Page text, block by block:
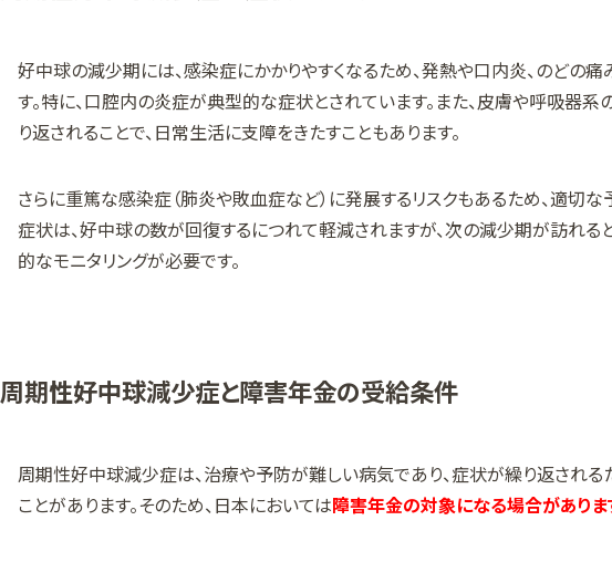
好中球の減少期には、感染症にかかりやすくなるため、発熱や口内炎、のどの
す。特に、口腔内の炎症が典型的な症状とされています。また、皮膚や呼吸器系
り返されることで、日常生活に支障をきたすこともあります。
さらに重篤な感染症（肺炎や敗血症など）に発展するリスクもあるため、適切
症状は、好中球の数が回復するにつれて軽減されますが、次の減少期が訪れる
的なモニタリングが必要です。
周期性好中球減少症と障害年金の受給条件
周期性好中球減少症は、治療や予防が難しい病気であり、症状が繰り返される
ことがあります。そのため、日本においては障害年金の対象になる場合がありま